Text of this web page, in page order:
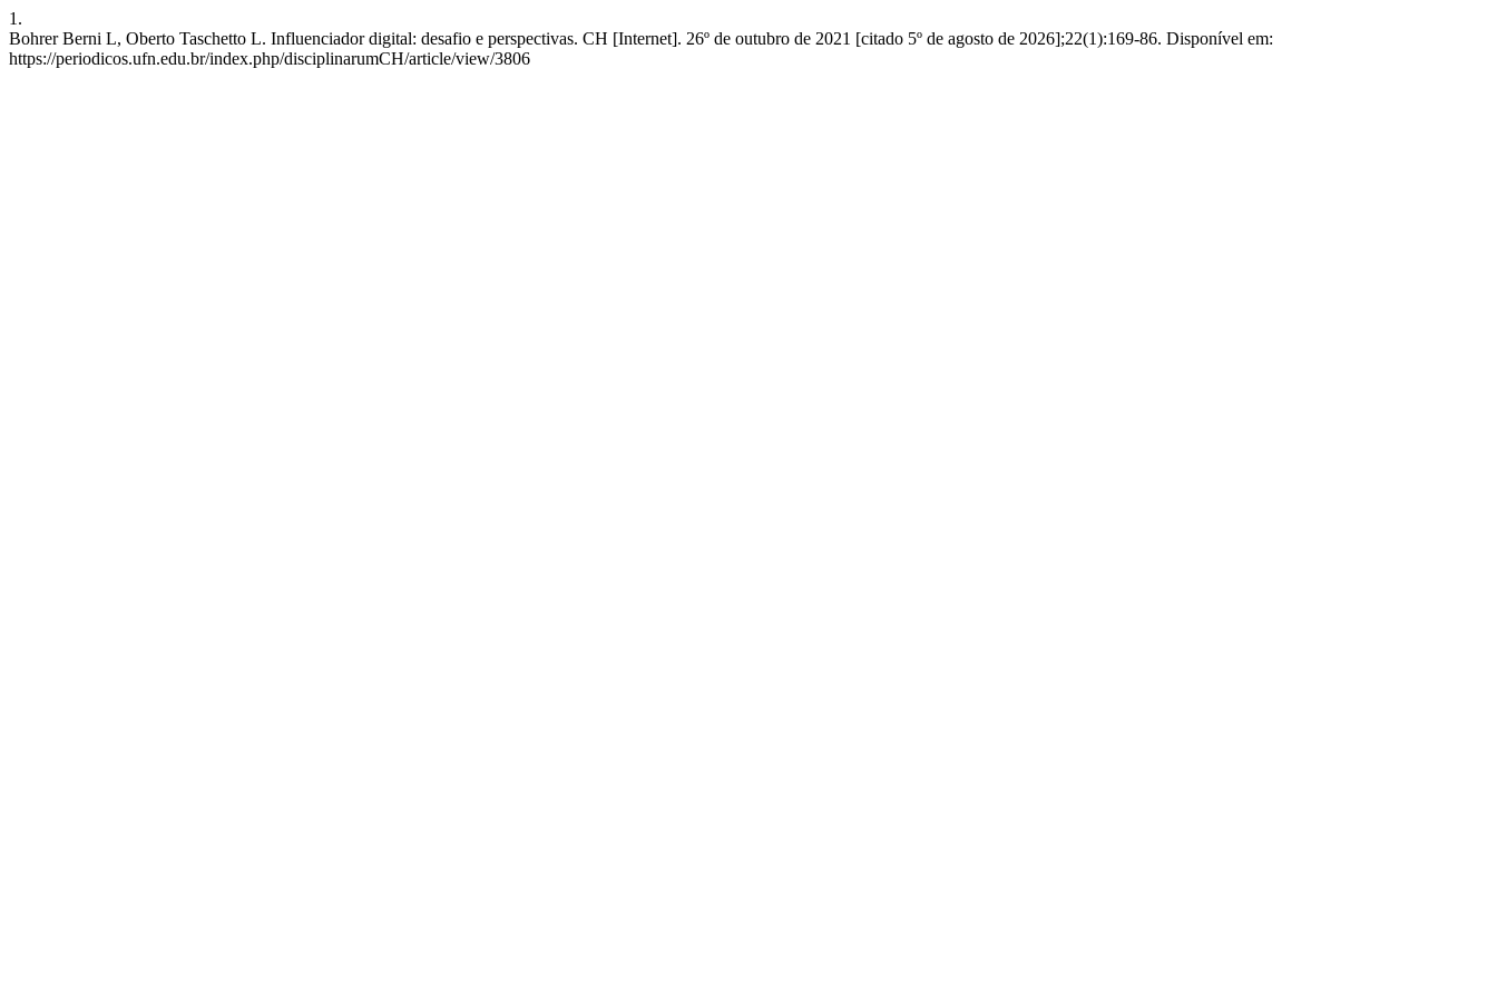
1.
Bohrer Berni L, Oberto Taschetto L. Influenciador digital: desafio e perspectivas. CH [Internet]. 26º de outubro de 2021 [citado 5º de agosto de 2026];22(1):169-86. Disponível em:
https://periodicos.ufn.edu.br/index.php/disciplinarumCH/article/view/3806